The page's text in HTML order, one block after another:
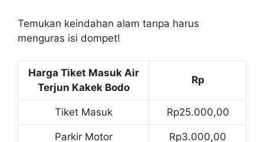
Temukan keindahan alam tanpa harus
menguras isi dompet!
Harga Tiket Masuk Air
Terjun Kakek Bodo
Rp
Tiket Masuk Rp25.000,00
Parkir Motor Rp3.000,00